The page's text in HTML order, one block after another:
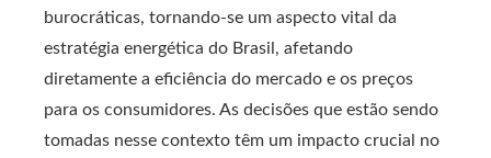
burocráticas, tornando-se um aspecto vital da
estratégia energética do Brasil, afetando
diretamente a eficiência do mercado e os preços
para os consumidores. As decisões que estão sendo
tomadas nesse contexto têm um impacto crucial no